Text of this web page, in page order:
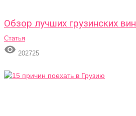
Обзор лучших грузинских вин
Статья
 202725